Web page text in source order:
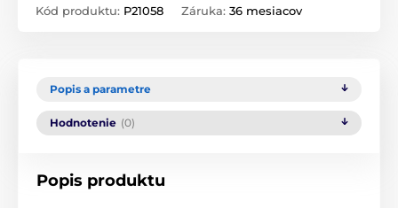
Kód produktu: P21058 Záruka: 36 mesiacov
Popis a parametre
Hodnotenie (0)
Popis produktu